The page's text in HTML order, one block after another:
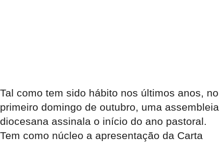
Tal como tem sido hábito nos últimos anos, no
primeiro domingo de outubro, uma assembleia
diocesana assinala o início do ano pastoral.
Tem como núcleo a apresentação da Carta